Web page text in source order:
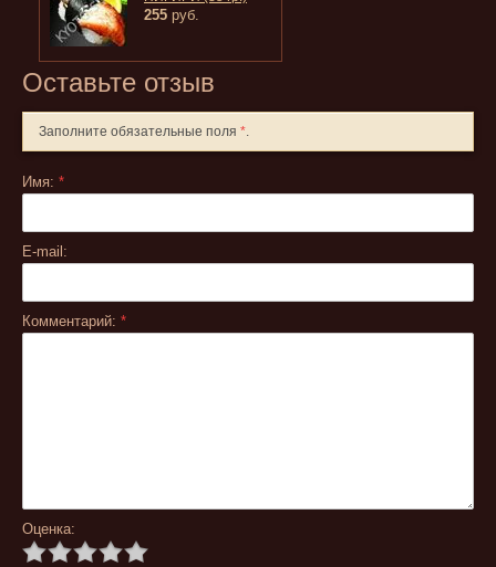
255 руб.
Оставьте отзыв
Заполните обязательные поля *.
Имя: *
E-mail:
Комментарий: *
Оценка: